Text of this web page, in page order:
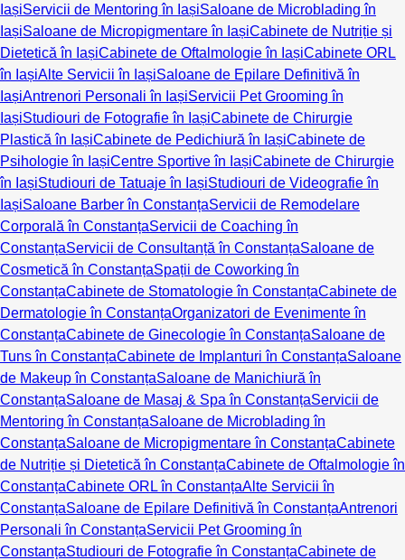
IașiServicii de Mentoring în IașiSaloane de Microblading în
IașiSaloane de Micropigmentare în IașiCabinete de Nutriție și
Dietetică în IașiCabinete de Oftalmologie în IașiCabinete ORL
în IașiAlte Servicii în IașiSaloane de Epilare Definitivă în
IașiAntrenori Personali în IașiServicii Pet Grooming în
IașiStudiouri de Fotografie în IașiCabinete de Chirurgie
Plastică în IașiCabinete de Pedichiură în IașiCabinete de
Psihologie în IașiCentre Sportive în IașiCabinete de Chirurgie
în IașiStudiouri de Tatuaje în IașiStudiouri de Videografie în
IașiSaloane Barber în ConstanțaServicii de Remodelare
Corporală în ConstanțaServicii de Coaching în
ConstanțaServicii de Consultanță în ConstanțaSaloane de
Cosmetică în ConstanțaSpații de Coworking în
ConstanțaCabinete de Stomatologie în ConstanțaCabinete de
Dermatologie în ConstanțaOrganizatori de Evenimente în
ConstanțaCabinete de Ginecologie în ConstanțaSaloane de
Tuns în ConstanțaCabinete de Implanturi în ConstanțaSaloane
de Makeup în ConstanțaSaloane de Manichiură în
ConstanțaSaloane de Masaj & Spa în ConstanțaServicii de
Mentoring în ConstanțaSaloane de Microblading în
ConstanțaSaloane de Micropigmentare în ConstanțaCabinete
de Nutriție și Dietetică în ConstanțaCabinete de Oftalmologie în
ConstanțaCabinete ORL în ConstanțaAlte Servicii în
ConstanțaSaloane de Epilare Definitivă în ConstanțaAntrenori
Personali în ConstanțaServicii Pet Grooming în
ConstanțaStudiouri de Fotografie în ConstanțaCabinete de